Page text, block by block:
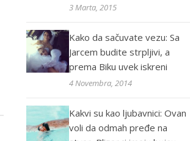
3 Marta, 2015
Kako da sačuvate vezu: Sa
Jarcem budite strpljivi, a
prema Biku uvek iskreni
4 Novembra, 2014
Kakvi su kao ljubavnici: Ovan
voli da odmah pređe na